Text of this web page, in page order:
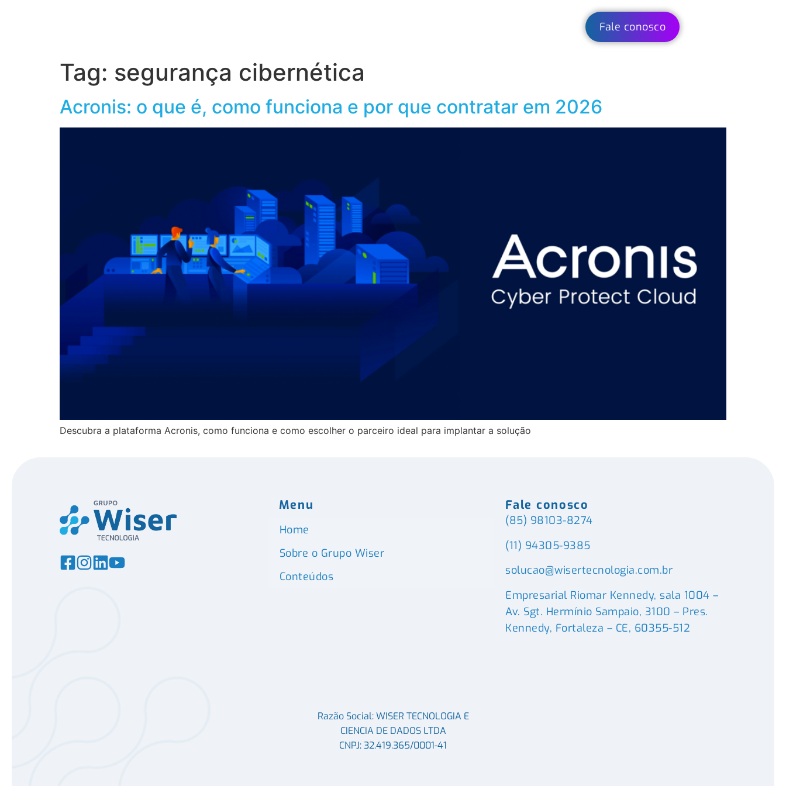
Fale conosco
Tag: segurança cibernética
Acronis: o que é, como funciona e por que contratar em 2026
Descubra a plataforma Acronis, como funciona e como escolher o parceiro ideal para implantar a solução
Menu
Home
Sobre o Grupo Wiser
Conteúdos
Fale conosco
(85) 98103-8274
(11) 94305-9385
solucao@wisertecnologia.com.br
Empresarial Riomar Kennedy, sala 1004 –
Av. Sgt. Hermínio Sampaio, 3100 – Pres.
Kennedy, Fortaleza – CE, 60355-512
Razão Social: WISER TECNOLOGIA E
CIENCIA DE DADOS LTDA
CNPJ: 32.419.365/0001-41